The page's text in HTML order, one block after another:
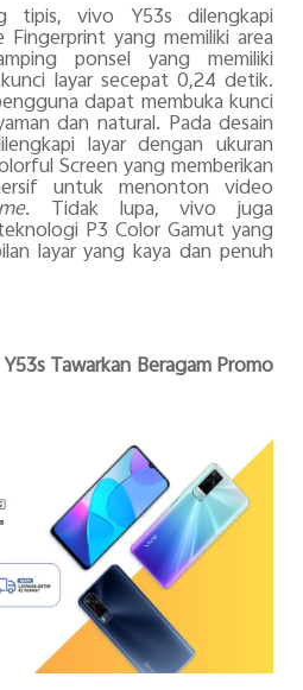
tipis, vivo Y53s dilengkapi
yang memiliki area
ponsel yang memiliki
layar secepat 0,24 detik.
dapat membuka kunci
dan natural. Pada desain
layar dengan ukuran
Screen yang memberikan
untuk menonton video
. Tidak lupa, vivo juga
P3 Color Gamut yang
layar yang kaya dan penuh
Tawarkan Beragam Promo